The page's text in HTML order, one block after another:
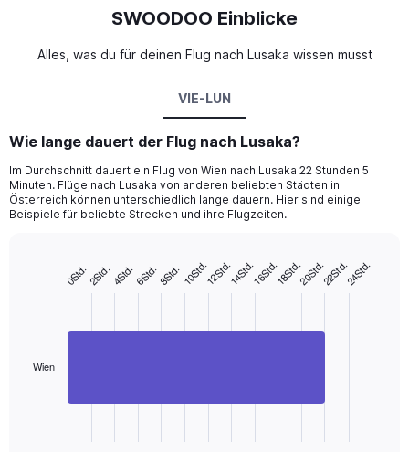
SWOODOO Einblicke
Alles, was du für deinen Flug nach Lusaka wissen musst
VIE-LUN
Wie lange dauert der Flug nach Lusaka?
Im Durchschnitt dauert ein Flug von Wien nach Lusaka 22 Stunden 5
Minuten. Flüge nach Lusaka von anderen beliebten Städten in
Österreich können unterschiedlich lange dauern. Hier sind einige
Beispiele für beliebte Strecken und ihre Flugzeiten.
The
Wien
0Std.2Std.4Std.6Std.8Std.10Std.12Std.14Std.16Std.18Std.20Std.22Std.24Std.